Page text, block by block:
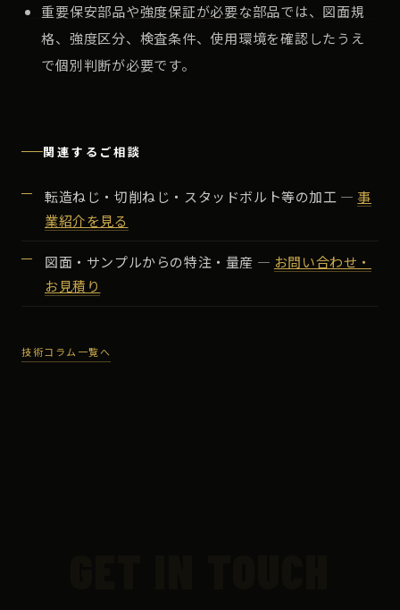
重要保安部品や強度保証が必要な部品では、図面規
格、強度区分、検査条件、使用環境を確認したうえ
で個別判断が必要です。
関連するご相談
転造ねじ・切削ねじ・スタッドボルト等の加工 ―事
業紹介を見る
図面・サンプルからの特注・量産 ― お問い合わせ・
お見積り
技術コラム一覧へ